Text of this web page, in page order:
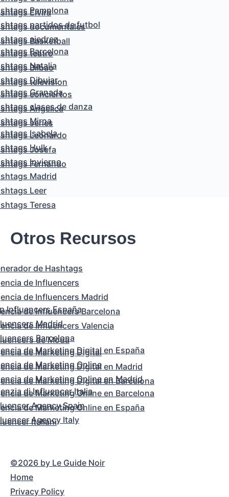
Elvira
documentales
Basketball
Pamplona
partidos de futbol
ajedrez
teatro
Bilbao
television
Barcelona
Natalia
Dibujar
conciertos
Angelica
series
Granada
clases de danza
Mirna
Leonardo
Josefa
Fernando
Isabela
Hulk
Invierno
Madrid
Leer
Teresa
Otros Recursos
de Hashtags
de Influencers
de Influencers Madrid
de Influencers Barcelona
de Influencers Valencia
de Moda
Influencers España
Madrid
Barcelona
de Marketing Digital
de Marketing Digital en Madrid
de Marketing Digital en Barcelona
de Marketing Digital en España
de Marketing Online
de Marketing Online en Madrid
de Marketing Online en Barcelona
de Marketing Online en España
Italiani
di Influencer Italia
Agency Spain
Agency Italy
©2026 by Le Guide Noir
Home
Privacy Policy